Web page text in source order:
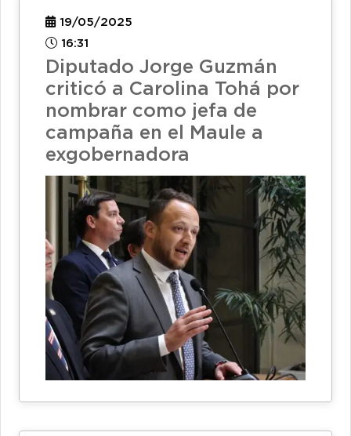
19/05/2025
16:31
Diputado Jorge Guzmán
criticó a Carolina Tohá por
nombrar como jefa de
campaña en el Maule a
exgobernadora